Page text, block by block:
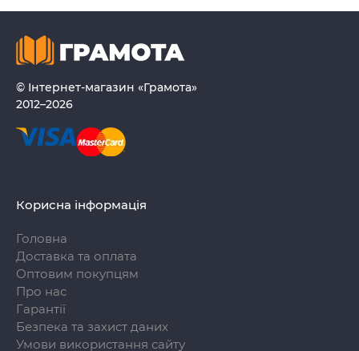
© Інтернет-магазин «Грамота»
2012–2026
Корисна інформація
Головна
Доставка та оплата
Оптовим покупцям
Про нас
Гарантії
Безпека та захист даних
Умови використання сайту